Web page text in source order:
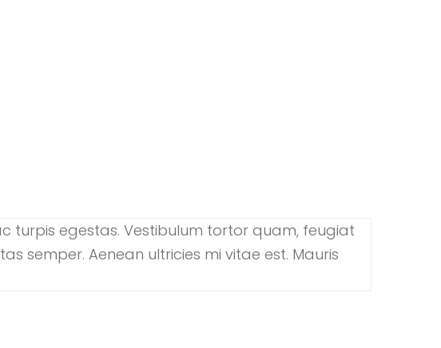
turpis egestas. Vestibulum tortor quam, feugiat
semper. Aenean ultricies mi vitae est. Mauris